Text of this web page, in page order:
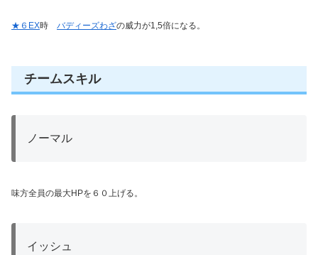
★６EX時 バディーズわざの威力が1,5倍になる。
チームスキル
ノーマル
味方全員の最大HPを６０上げる。
イッシュ